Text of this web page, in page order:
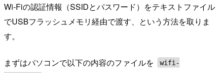
Wi-Fiの認証情報（SSIDとパスワード）をテキストファイル
でUSBフラッシュメモリ経由で渡す、という方法を取りま
す。
まずはパソコンで以下の内容のファイルを
wifi-